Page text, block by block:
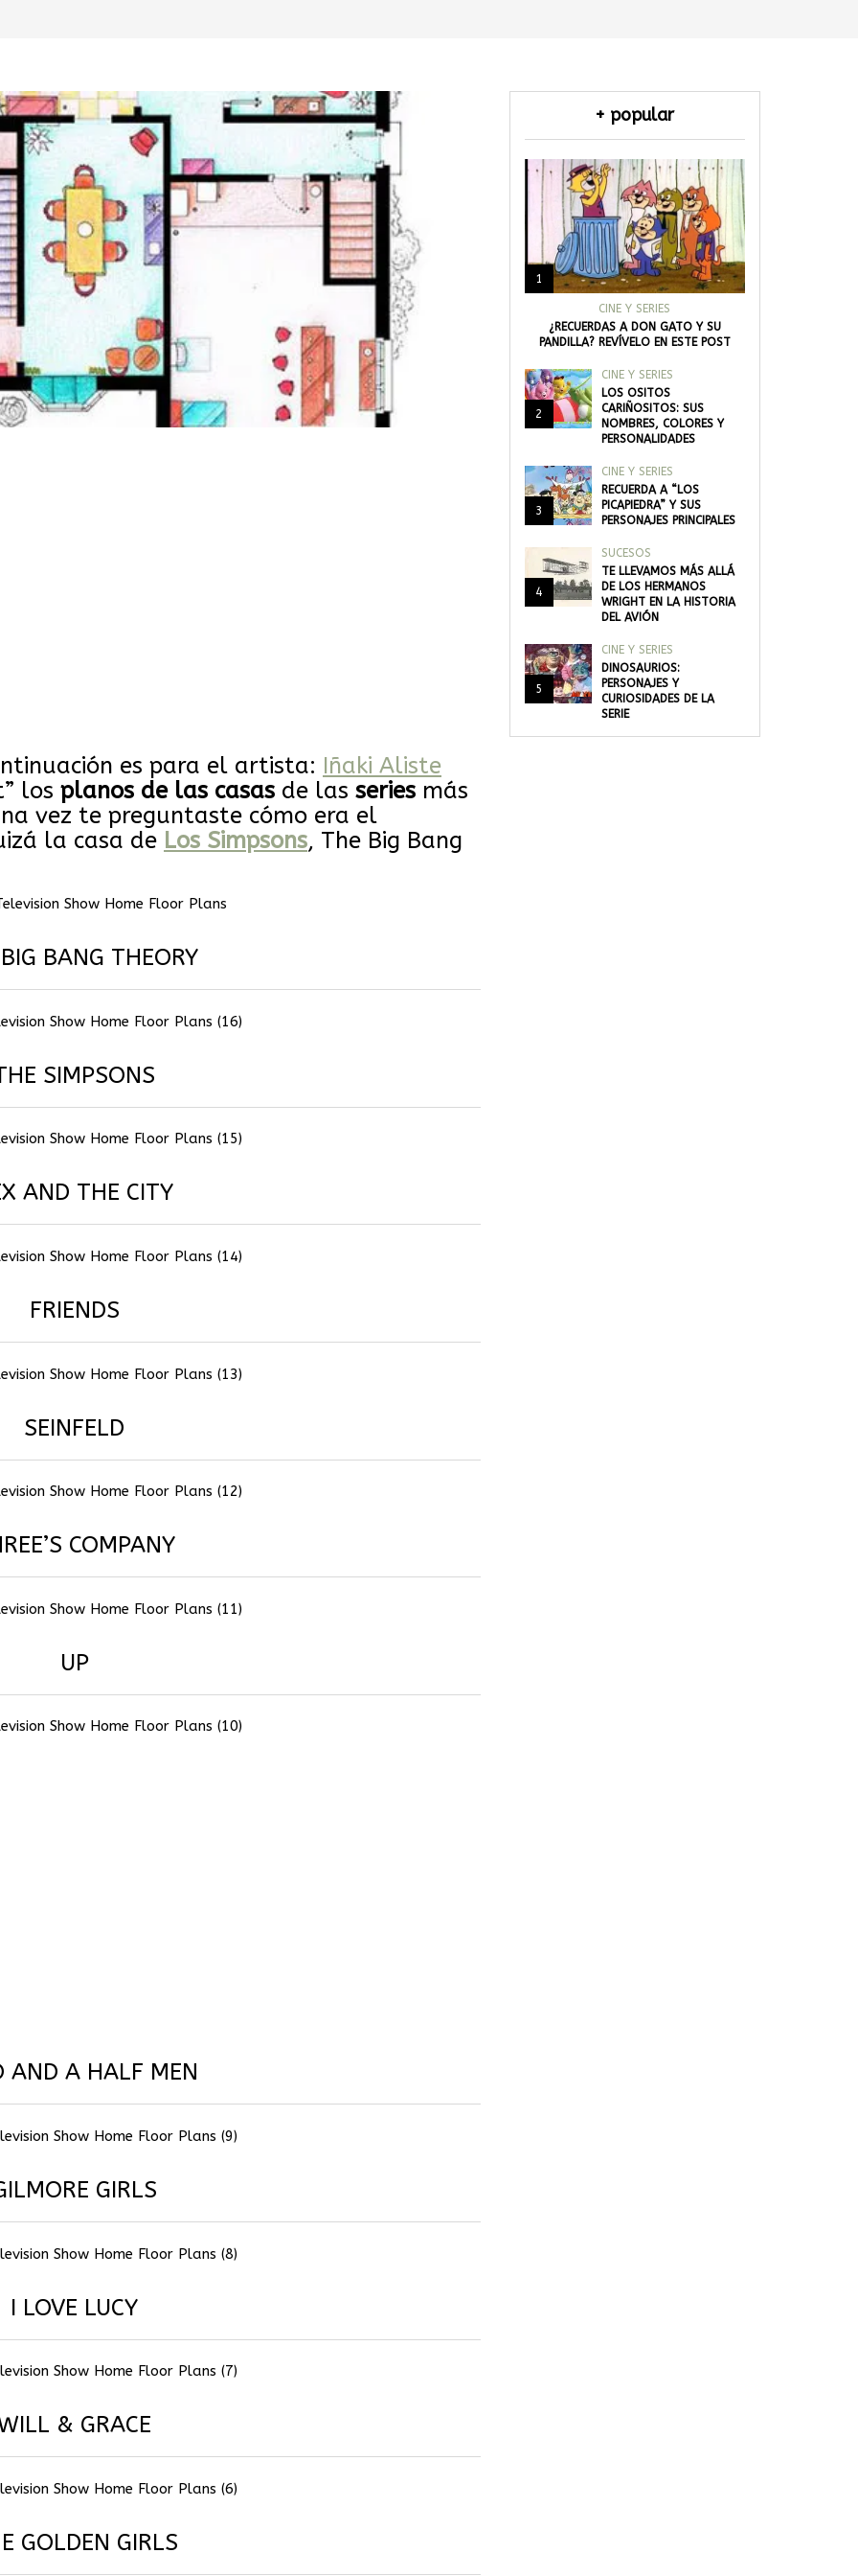
es para el artista: Iñaki Aliste
los planos de las casas de las series más
vez te preguntaste cómo era el
la casa de Los Simpsons, The Big Bang
BANG THEORY
SIMPSONS
AND THE CITY
FRIENDS
SEINFELD
COMPANY
UP
AND A HALF MEN
GIRLS
I LOVE LUCY
& GRACE
GOLDEN GIRLS
+ popular
1
CINE Y SERIES
¿RECUERDAS A DON GATO Y SU
PANDILLA? REVÍVELO EN ESTE POST
2
CINE Y SERIES
LOS OSITOS
CARIÑOSITOS: SUS
NOMBRES, COLORES Y
PERSONALIDADES
3
CINE Y SERIES
RECUERDA A “LOS
PICAPIEDRA” Y SUS
PERSONAJES PRINCIPALES
4
SUCESOS
TE LLEVAMOS MÁS ALLÁ
DE LOS HERMANOS
WRIGHT EN LA HISTORIA
DEL AVIÓN
5
CINE Y SERIES
DINOSAURIOS:
PERSONAJES Y
CURIOSIDADES DE LA
SERIE